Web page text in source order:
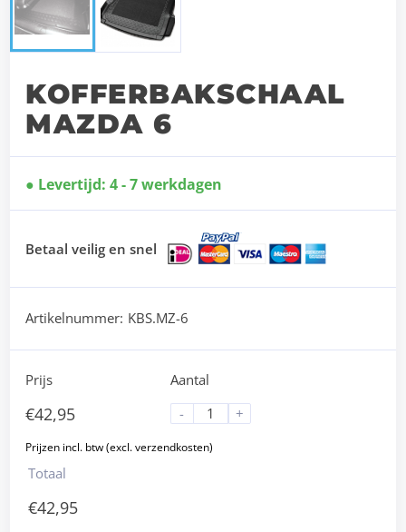
KOFFERBAKSCHAAL
MAZDA 6
Levertijd: 4 - 7 werkdagen
Betaal veilig en snel
Artikelnummer: KBS.MZ-6
Prijs
€42,95
Aantal
-
+
Totaal
€42,95